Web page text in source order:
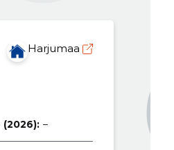
Harjumaa
–